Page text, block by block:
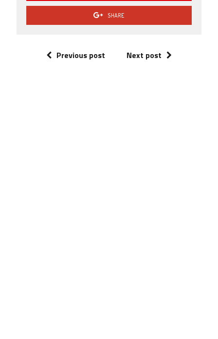
SHARE
Previous post Next post